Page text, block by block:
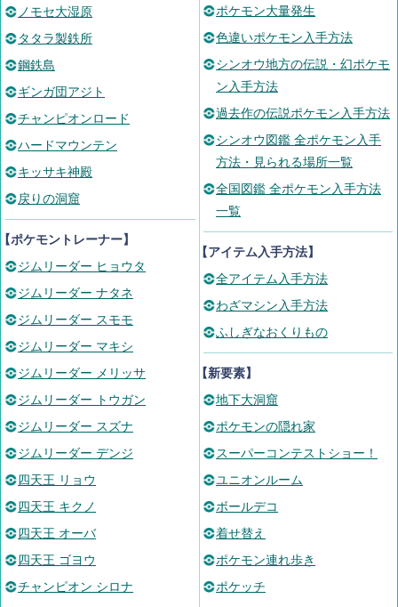
ノモセ大湿原
タタラ製鉄所
鋼鉄島
ギンガ団アジト
チャンピオンロード
ハードマウンテン
キッサキ神殿
戻りの洞窟
ポケモントレーナー】
ジムリーダー ヒョウタ
ジムリーダー ナタネ
ジムリーダー スモモ
ジムリーダー マキシ
ジムリーダー メリッサ
ジムリーダー トウガン
ジムリーダー スズナ
ジムリーダー デンジ
四天王 リョウ
四天王 キクノ
四天王 オーバ
四天王 ゴヨウ
チャンピオン シロナ
ポケモン大量発生
色違いポケモン入手方法
シンオウ地方の伝説・幻ポケモ
ン入手方法
過去作の伝説ポケモン入手方法
シンオウ図鑑 全ポケモン入手
方法・見られる場所一覧
全国図鑑 全ポケモン入手方法
一覧
【アイテム入手方法】
全アイテム入手方法
わざマシン入手方法
ふしぎなおくりもの
【新要素】
地下大洞窟
ポケモンの隠れ家
スーパーコンテストショー！
ユニオンルーム
ボールデコ
着せ替え
ポケモン連れ歩き
ポケッチ